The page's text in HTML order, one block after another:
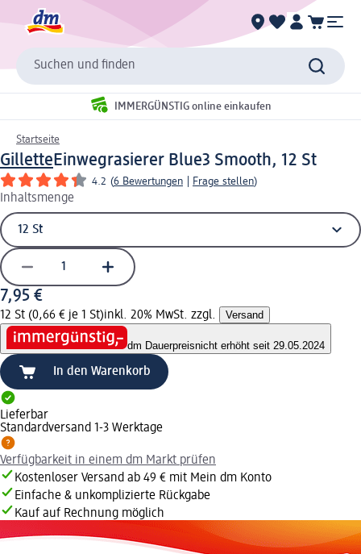
Suchen und finden
IMMERGÜNSTIG online einkaufen
Startseite
GilletteEinwegrasierer Blue3 Smooth, 12 St
4.2 (6 Bewertungen Frage stellen)
Inhaltsmenge
7,95 €
12 St (0,66 € je 1 St)inkl. 20% MwSt. zzgl. Versand
dm Dauerpreisnicht erhöht seit 29.05.2024
In den Warenkorb
Lieferbar
Standardversand 1-3 Werktage
Verfügbarkeit in einem dm Markt prüfen
Kostenloser Versand ab 49 € mit Mein dm Konto
Einfache & unkomplizierte Rückgabe
Kauf auf Rechnung möglich